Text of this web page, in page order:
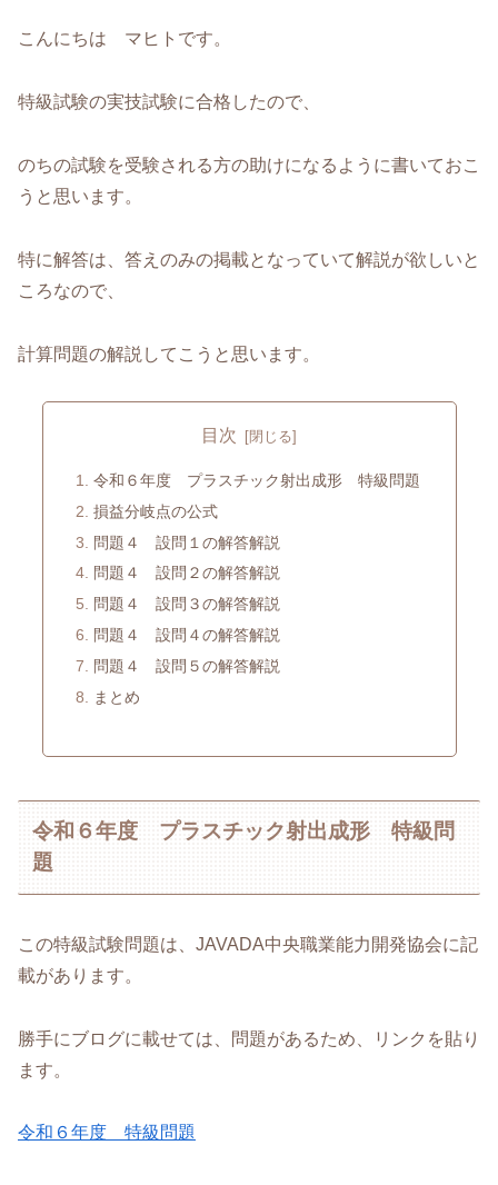
こんにちは マヒトです。
特級試験の実技試験に合格したので、
のちの試験を受験される方の助けになるように書いておこ
うと思います。
特に解答は、答えのみの掲載となっていて解説が欲しいと
ころなので、
計算問題の解説してこうと思います。
目次
令和６年度 プラスチック射出成形 特級問題
損益分岐点の公式
問題４ 設問１の解答解説
問題４ 設問２の解答解説
問題４ 設問３の解答解説
問題４ 設問４の解答解説
問題４ 設問５の解答解説
まとめ
令和６年度 プラスチック射出成形 特級問
題
この特級試験問題は、JAVADA中央職業能力開発協会に記
載があります。
勝手にブログに載せては、問題があるため、リンクを貼り
ます。
令和６年度 特級問題